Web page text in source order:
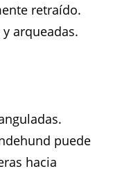
retraído.
arqueadas.
puede
hacia